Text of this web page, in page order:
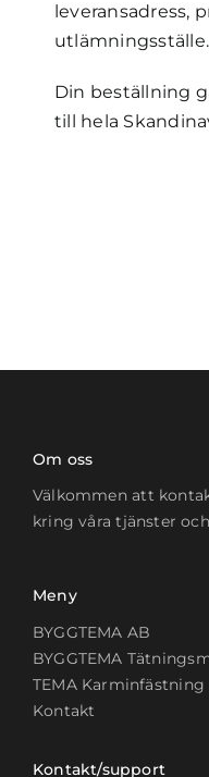
leveransadress,
utlämningsställe.
Din beställning
till hela
Om oss
Välkommen att
kring våra tjänster
Meny
BYGGTEMA AB
BYGGTEMA
TEMA Karminfästning
Kontakt
Kontakt/support